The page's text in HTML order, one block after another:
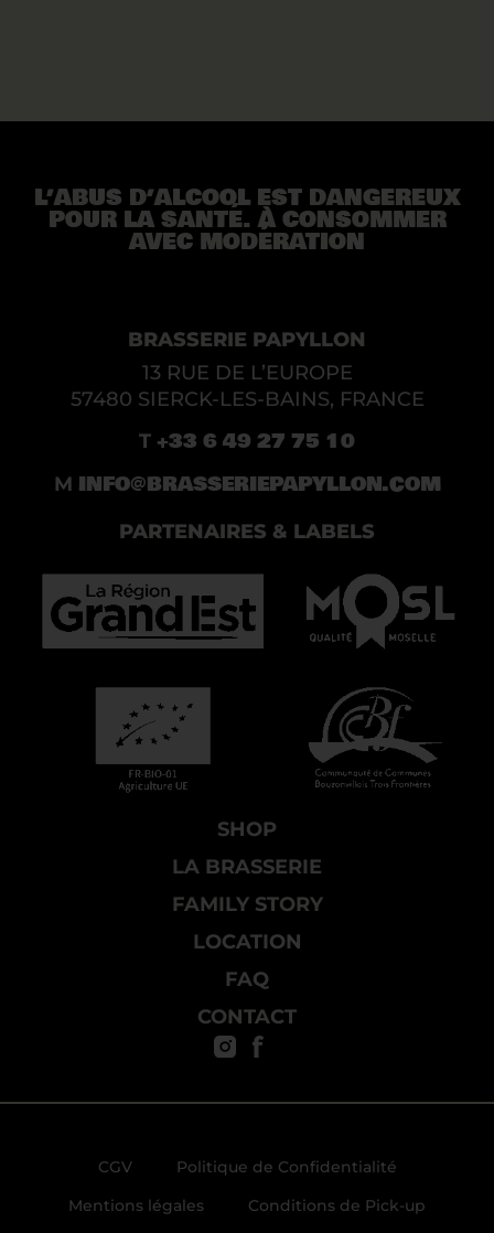
L’ABUS D’ALCOOL EST DANGEREUX
POUR LA SANTÉ. À CONSOMMER
AVEC MODÉRATION
BRASSERIE PAPYLLON
13 RUE DE L’EUROPE
57480 SIERCK-LES-BAINS, FRANCE
T +33 6 49 27 75 10
M INFO@BRASSERIEPAPYLLON.COM
PARTENAIRES & LABELS
SHOP
LA BRASSERIE
FAMILY STORY
LOCATION
FAQ
CONTACT
CGV
Politique de Confidentialité
Mentions légales
Conditions de Pick-up